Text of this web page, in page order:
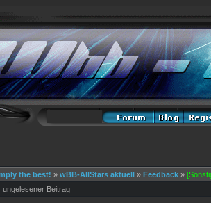
the best! » wBB-AllStars aktuell » Feedback »
ungelesener Beitrag